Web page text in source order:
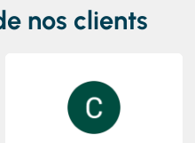
nos clients